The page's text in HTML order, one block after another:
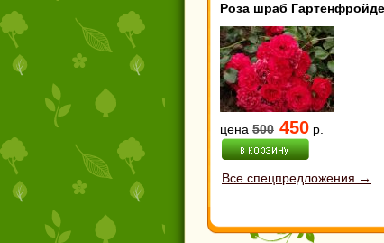
Роза шраб Гартенфройде
цена 500 450 р.
Все спецпредложения →